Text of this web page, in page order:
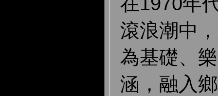
滾浪潮中
為基礎、
涵，融入